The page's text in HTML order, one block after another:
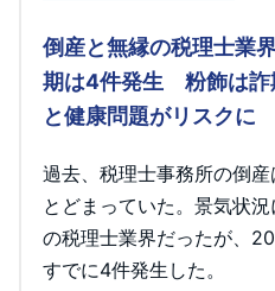
倒産と無縁の税理士業
期は4件発生 粉飾は詐
と健康問題がリスクに
過去、税理士事務所の倒
とどまっていた。景気状
の税理士業界だったが、
すでに4件発生した。